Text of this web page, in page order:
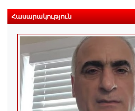
Հասարակություն